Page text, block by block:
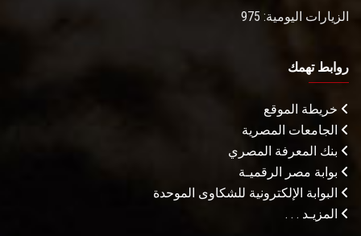
الزيارات اليومية: 975
روابط تهمك
خريطة الموقع
الجامعات المصرية
بنك المعرفة المصري
بوابة مصر الرقميـة
البوابة الإلكترونية للشكاوى الموحدة
المزيـد . . .